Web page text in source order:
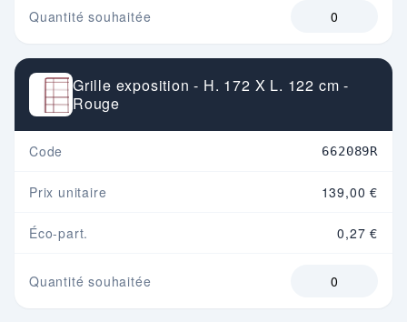
Quantité souhaitée
Grille exposition - H. 172 X L. 122 cm -
Rouge
Code 662089R
Prix unitaire 139,00 €
Éco-part. 0,27 €
Quantité souhaitée